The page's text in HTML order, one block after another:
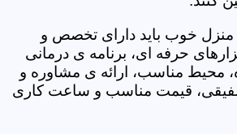
منزل خوب باید دارای تخصص و
حرفه ای، برنامه ی درمانی
مناسب، ارائه ی مشاوره و
قیمت مناسب و ساعت کاری